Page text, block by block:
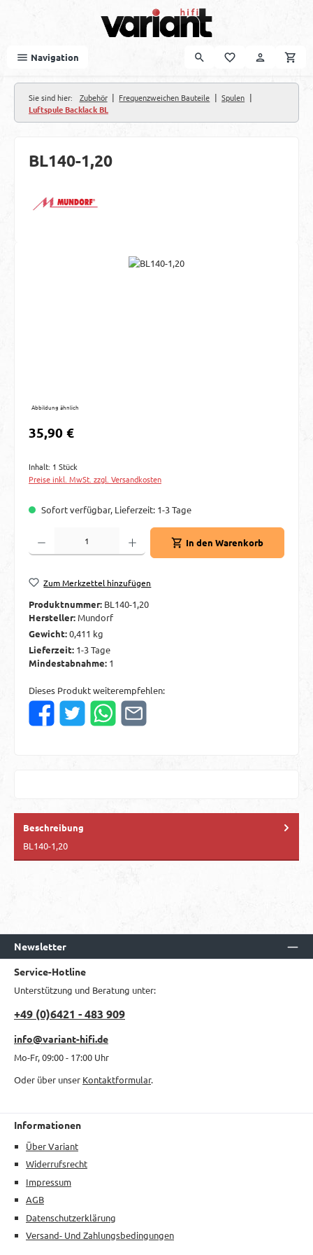
Navigation
Sie sind hier: Zubehör | Frequenzweichen Bauteile | Spulen |
Luftspule Backlack BL
BL140-1,20
Bildergalerie überspringen
Abbildung ähnlich
Regulärer Preis:
35,90 €
Inhalt: 1 Stück
Preise inkl. MwSt. zzgl. Versandkosten
Sofort verfügbar, Lieferzeit: 1-3 Tage
Produkt Anzahl: Gib den gewünschten Wert ein oder benutze die Schaltflächen
In den Warenkorb
Zum Merkzettel hinzufügen
Produktnummer: BL140-1,20
Hersteller: Mundorf
Gewicht:0,411 kg
Lieferzeit: 1-3 Tage
Mindestabnahme: 1
Dieses Produkt weiterempfehlen:
Beschreibung
BL140-1,20
Newsletter
Service-Hotline
Unterstützung und Beratung unter:
+49 (0)6421 - 483 909
info@variant-hifi.de
Mo-Fr, 09:00 - 17:00 Uhr
Oder über unser Kontaktformular.
Informationen
Über Variant
Widerrufsrecht
Impressum
AGB
Datenschutzerklärung
Versand- Und Zahlungsbedingungen